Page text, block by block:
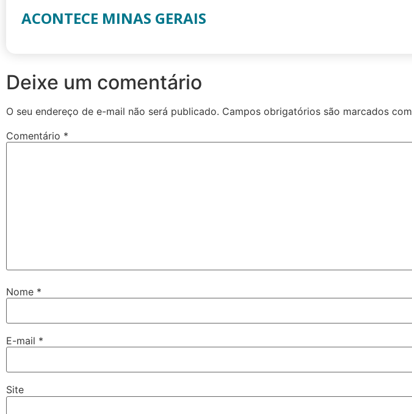
ACONTECE MINAS GERAIS
Deixe um comentário
O seu endereço de e-mail não será publicado. Campos obrigatórios são marcados com
Comentário *
Nome *
E-mail *
Site